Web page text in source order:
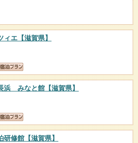
ィエ 【滋賀県】
浜 みなと館 【滋賀県】
研修館 【滋賀県】